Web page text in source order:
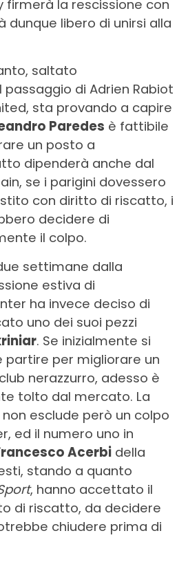
firmerà la rescissione con
dunque libero di unirsi alla
saltato
di Adrien Rabiot
sta provando a capire
Paredes è fattibile
un posto a
dipenderà anche dal
se i parigini dovessero
con diritto di riscatto, i
decidere di
il colpo.
settimane dalla
estiva di
ha invece deciso di
uno dei suoi pezzi
. Se inizialmente si
partire per migliorare un
nerazzurro, adesso è
tolto dal mercato. La
esclude però un colpo
ed il numero uno in
Acerbidella
stando a quanto
, hanno accettato il
di riscatto, da decidere
chiudere prima di